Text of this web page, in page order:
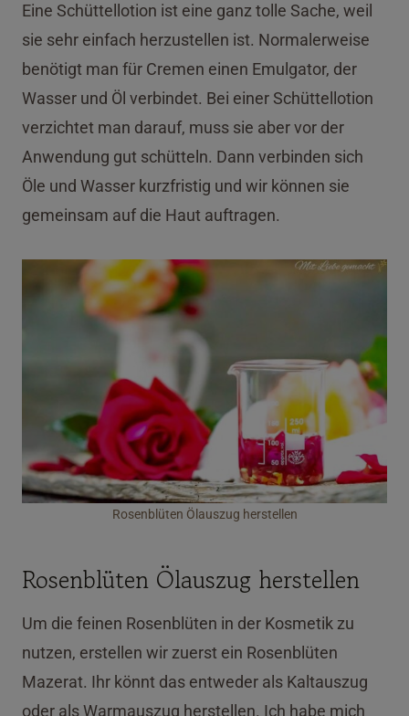
Eine Schüttellotion ist eine ganz tolle Sache, weil
sie sehr einfach herzustellen ist. Normalerweise
benötigt man für Cremen einen Emulgator, der
Wasser und Öl verbindet. Bei einer Schüttellotion
verzichtet man darauf, muss sie aber vor der
Anwendung gut schütteln. Dann verbinden sich
Öle und Wasser kurzfristig und wir können sie
gemeinsam auf die Haut auftragen.
Rosenblüten Ölauszug herstellen
Rosenblüten Ölauszug herstellen
Um die feinen Rosenblüten in der Kosmetik zu
nutzen, erstellen wir zuerst ein Rosenblüten
Mazerat. Ihr könnt das entweder als Kaltauszug
oder als Warmauszug herstellen. Ich habe mich